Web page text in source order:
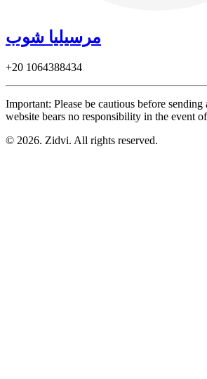
مرسيليا شوب
+20 1064388434
Important: Please be cautious before
website bears no responsibility in the event
© 2026. Zidvi. All rights reserved.